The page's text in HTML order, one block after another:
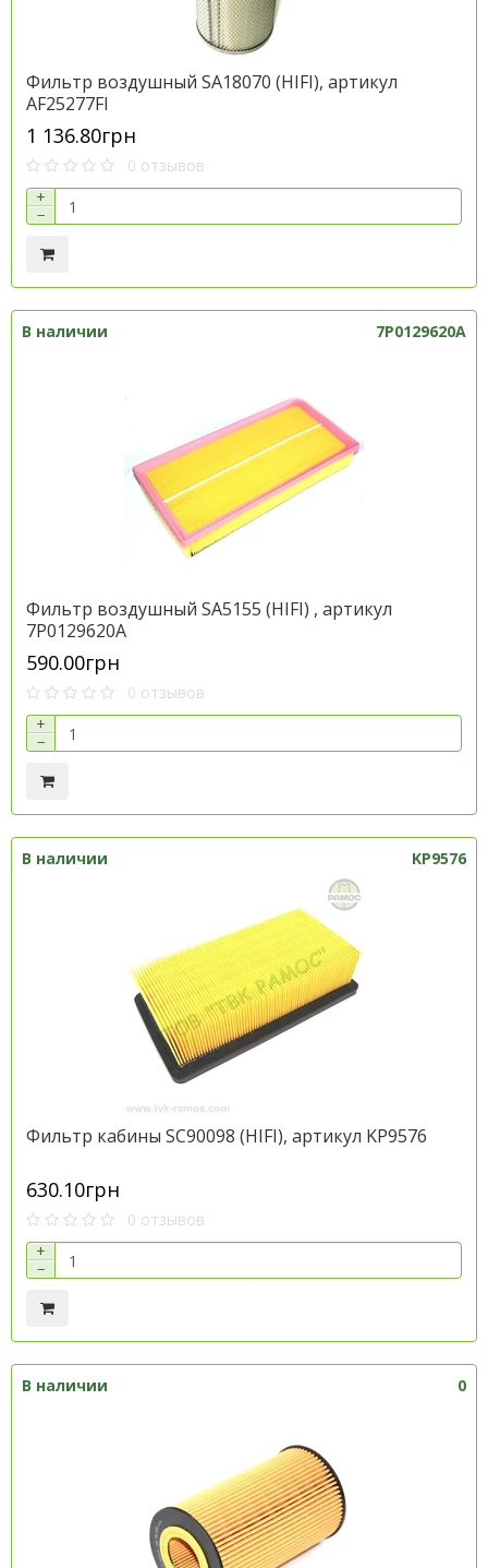
Фильтр воздушный SA18070 (HІFІ), артикул
AF25277Fl
1 136.80грн
0 отзывов
+
−
В наличии 7P0129620A
Фильтр воздушный SA5155 (HIFI) , артикул
7P0129620A
590.00грн
0 отзывов
+
−
В наличии KP9576
Фильтр кабины SC90098 (HIFI), артикул KP9576
630.10грн
0 отзывов
+
−
В наличии 0